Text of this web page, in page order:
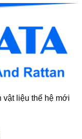
vật liệu thế hệ mới